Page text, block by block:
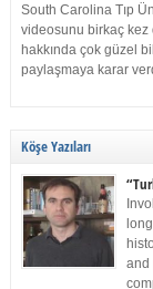
South Carolina Tıp
videosunu birkaç
hakkında çok güzel
paylaşmaya karar
Köşe Yazıları
and